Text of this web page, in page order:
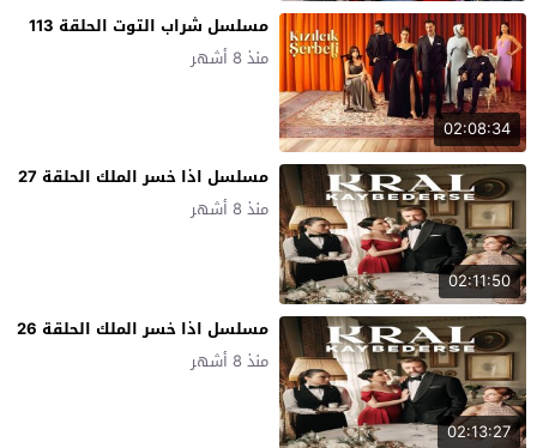
02:08:34
مسلسل شراب التوت الحلقة 113
منذ 8 أشهر
02:11:50
مسلسل اذا خسر الملك الحلقة 27
منذ 8 أشهر
02:13:27
مسلسل اذا خسر الملك الحلقة 26
منذ 8 أشهر